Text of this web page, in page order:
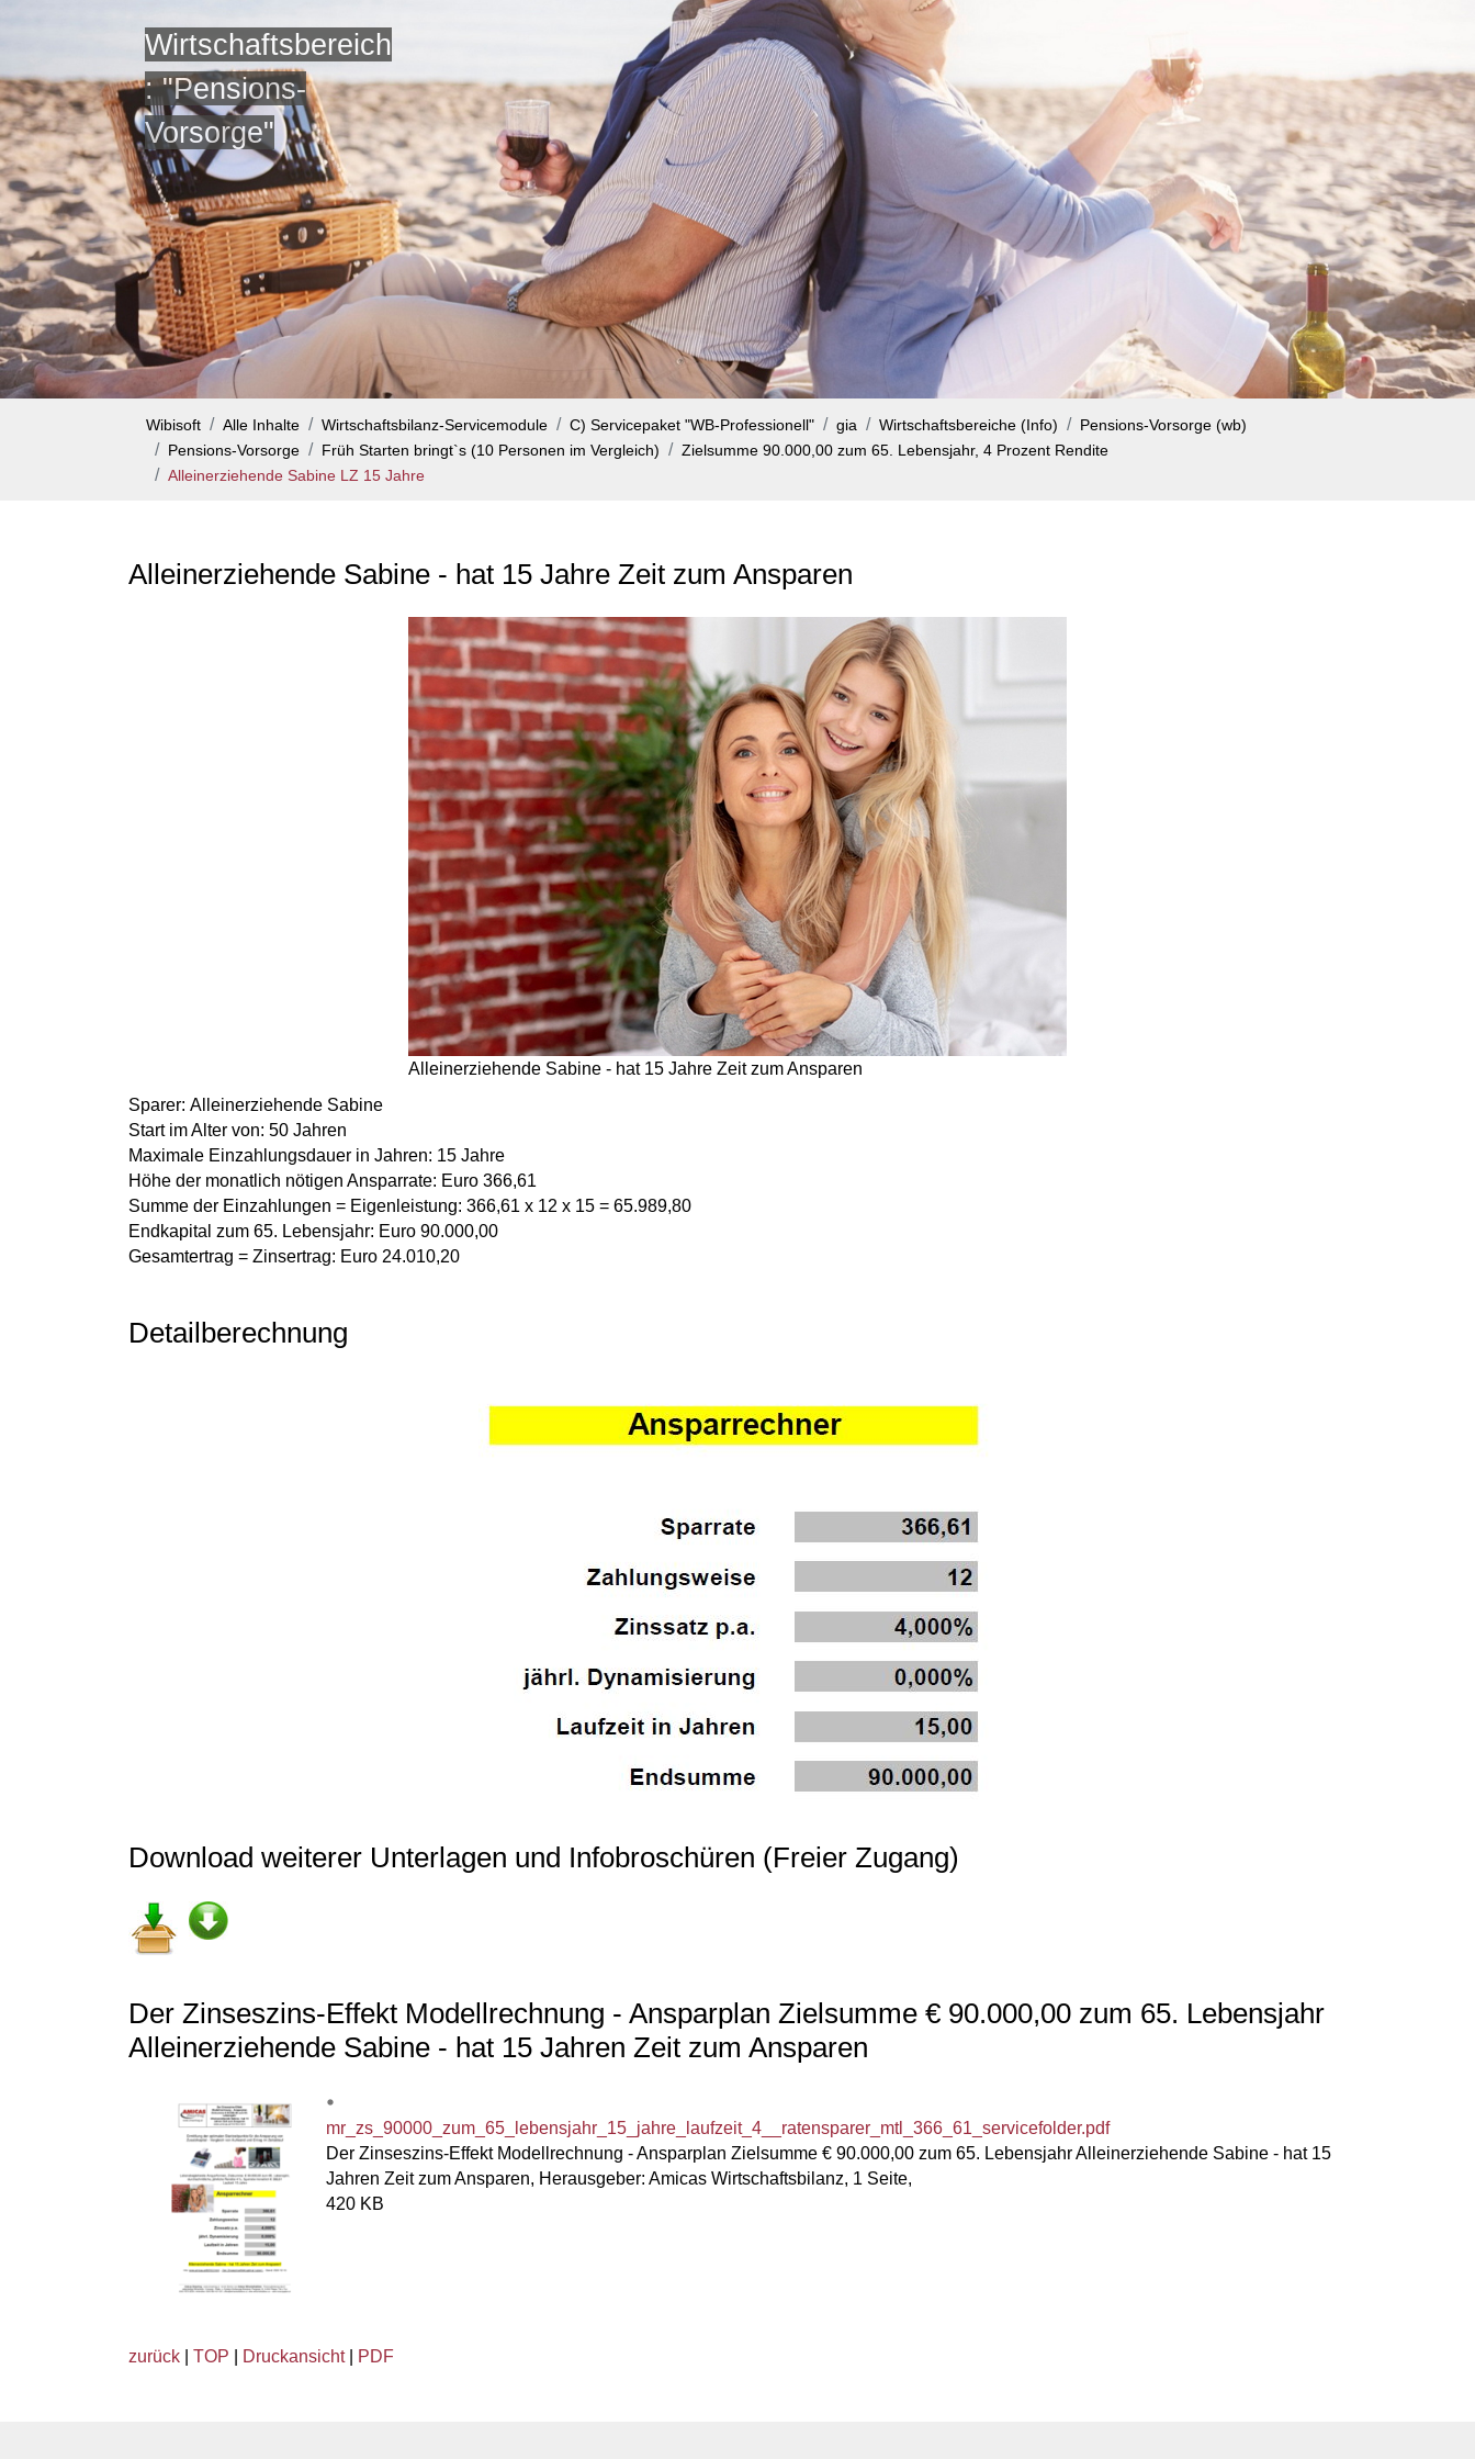
Wirtschaftsbereich
: "Pensions-
Vorsorge"
Wibisoft Alle Inhalte Wirtschaftsbilanz-Servicemodule C) Servicepaket "WB-Professionell" gia Wirtschaftsbereiche (Info)
Pensions-Vorsorge (wb)
Pensions-Vorsorge
Früh Starten bringt`s (10 Personen im Vergleich)
Zielsumme 90.000,00 zum 65. Lebensjahr, 4 Prozent Rendite
Alleinerziehende Sabine LZ 15 Jahre
Alleinerziehende Sabine - hat 15 Jahre Zeit zum Ansparen
Alleinerziehende Sabine - hat 15 Jahre Zeit zum Ansparen
Sparer: Alleinerziehende Sabine
Start im Alter von: 50 Jahren
Maximale Einzahlungsdauer in Jahren: 15 Jahre
Höhe der monatlich nötigen Ansparrate: Euro 366,61
Summe der Einzahlungen = Eigenleistung: 366,61 x 12 x 15 = 65.989,80
Endkapital zum 65. Lebensjahr: Euro 90.000,00
Gesamtertrag = Zinsertrag: Euro 24.010,20
Detailberechnung
Download weiterer Unterlagen und Infobroschüren (Freier Zugang)
Der Zinseszins-Effekt Modellrechnung - Ansparplan Zielsumme € 90.000,00 zum 65. Lebensjahr
Alleinerziehende Sabine - hat 15 Jahren Zeit zum Ansparen
mr_zs_90000_zum_65_lebensjahr_15_jahre_laufzeit_4__ratensparer_mtl_366_61_servicefolder.pdf
Der Zinseszins-Effekt Modellrechnung - Ansparplan Zielsumme € 90.000,00 zum 65. Lebensjahr Alleinerziehende Sabine - hat 15
Jahren Zeit zum Ansparen, Herausgeber: Amicas Wirtschaftsbilanz, 1 Seite,
420 KB
zurück TOP Druckansicht| PDF